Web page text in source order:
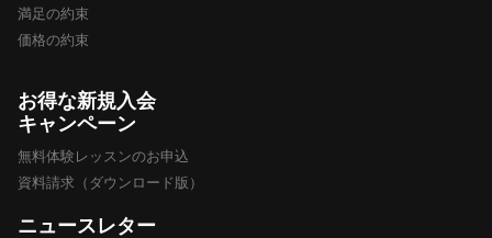
満足の約束
価格の約束
お得な新規入会
キャンペーン
無料体験レッスンのお申込
資料請求（ダウンロード版）
ニュースレター